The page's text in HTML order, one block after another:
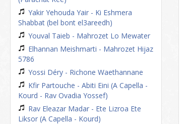
Yakir Yehouda Yair - Ki Eshmera
Shabbat (bel bont el3areedh)
Youval Taieb - Mahrozet Lo Mewater
Elhannan Meishmarti - Mahrozet Hijaz
5786
Yossi Déry - Richone Waethannane
Kfir Partouche - Abiti Eini (A Capella -
Kourd - Rav Ovadia Yossef)
Rav Eleazar Madar - Ete Lizroa Ete
Liksor (A Capella - Kourd)